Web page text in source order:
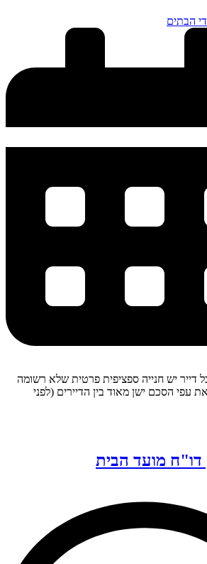
הבתים
דייר יש חנייה ספציפית פרטית שלא רשומה
עפי הסכם ישן מאוד בין הדיירים (לפני
דו"ח מועד הבית